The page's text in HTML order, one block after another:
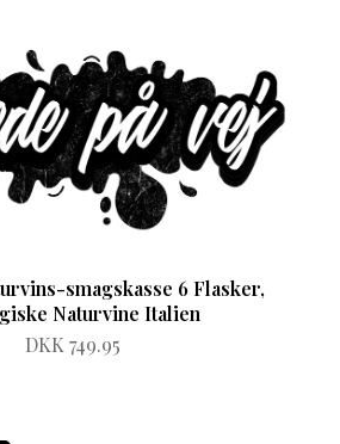
smagskasse 6 Flasker,
Naturvine Italien
DKK 749.95